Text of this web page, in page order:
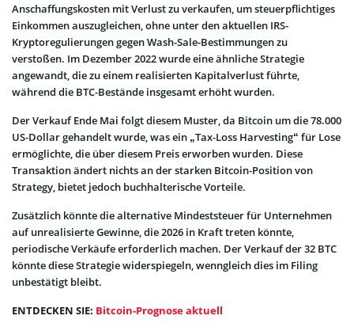
Anschaffungskosten mit Verlust zu verkaufen, um steuerpflichtiges
Einkommen auszugleichen, ohne unter den aktuellen IRS-
Kryptoregulierungen gegen Wash-Sale-Bestimmungen zu
verstoßen. Im Dezember 2022 wurde eine ähnliche Strategie
angewandt, die zu einem realisierten Kapitalverlust führte,
während die BTC-Bestände insgesamt erhöht wurden.
Der Verkauf Ende Mai folgt diesem Muster, da Bitcoin um die 78.000
US-Dollar gehandelt wurde, was ein „Tax-Loss Harvesting“ für Lose
ermöglichte, die über diesem Preis erworben wurden. Diese
Transaktion ändert nichts an der starken Bitcoin-Position von
Strategy, bietet jedoch buchhalterische Vorteile.
Zusätzlich könnte die alternative Mindeststeuer für Unternehmen
auf unrealisierte Gewinne, die 2026 in Kraft treten könnte,
periodische Verkäufe erforderlich machen. Der Verkauf der 32 BTC
könnte diese Strategie widerspiegeln, wenngleich dies im Filing
unbestätigt bleibt.
ENTDECKEN SIE: Bitcoin-Prognose aktuell